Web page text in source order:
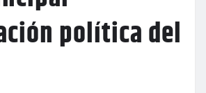
política del